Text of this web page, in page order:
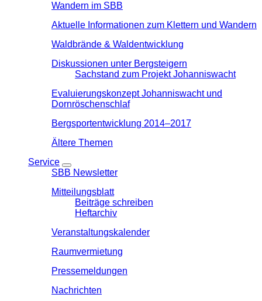
Wandern im SBB
Aktuelle Informationen zum Klettern und Wandern
Waldbrände & Waldentwicklung
Diskussionen unter Bergsteigern
Sachstand zum Projekt Johanniswacht
Evaluierungskonzept Johanniswacht und
Dornröschenschlaf
Bergsportentwicklung 2014–2017
Ältere Themen
Service
SBB Newsletter
Mitteilungsblatt
Beiträge schreiben
Heftarchiv
Veranstaltungskalender
Raumvermietung
Pressemeldungen
Nachrichten